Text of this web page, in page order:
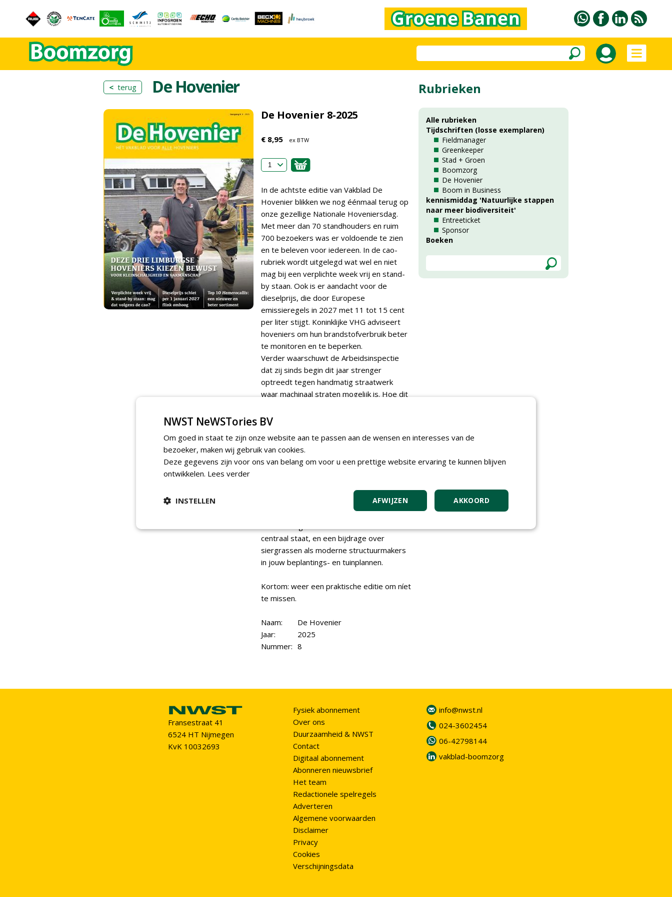
< terug De Hovenier
De Hovenier 8-2025
€ 8,95 ex BTW
In de achtste editie van Vakblad De
Hovenier blikken we nog éénmaal terug op
onze gezellige Nationale Hoveniersdag.
Met meer dan 70 standhouders en ruim
700 bezoekers was er voldoende te zien
en te beleven voor iedereen. In de cao-
rubriek wordt uitgelegd wat wel en niet
mag bij een verplichte week vrij en stand-
by staan. Ook is er aandacht voor de
dieselprijs, die door Europese
emissieregels in 2027 met 11 tot 15 cent
per liter stijgt. Koninklijke VHG adviseert
hoveniers om hun brandstofverbruik beter
te monitoren en te beperken.
Verder waarschuwt de Arbeidsinspectie
dat zij sinds begin dit jaar strenger
optreedt tegen handmatig straatwerk
waar machinaal straten mogelijk is. Hoe dit
rubriek Hovenier in het Vizier vertellen drie
kleinschalig blijven werken en vakmanschap
vooropstellen.
Ook volop groene inspiratie: een Top 10
kleurrijke vaste planten die biodiversiteit
versterken. Daarnaast een artikel over
inheemse beplantingsconcepten, waarin
centraal staat, en een bijdrage over
siergrassen als moderne structuurmakers
in jouw beplantings- en tuinplannen.
Kortom: weer een praktische editie om níet
te missen.
Naam:
De Hovenier
Jaar:
2025
Nummer: 8
Rubrieken
Alle rubrieken
Tijdschriften (losse exemplaren)
Fieldmanager
Greenkeeper
Stad + Groen
Boomzorg
De Hovenier
Boom in Business
kennismiddag 'Natuurlijke stappen
naar meer biodiversiteit'
Entreeticket
Sponsor
Boeken
Fransestraat 41
6524 HT Nijmegen
KvK 10032693
Fysiek abonnement
Over ons
Duurzaamheid & NWST
Contact
Digitaal abonnement
Abonneren nieuwsbrief
Het team
Redactionele spelregels
Adverteren
Algemene voorwaarden
Disclaimer
Privacy
Cookies
Verschijningsdata
info@nwst.nl
024-3602454
06-42798144
vakblad-boomzorg
NWST NeWSTories BV
Om goed in staat te zijn onze website aan te passen aan de wensen en interesses van de
bezoeker, maken wij gebruik van cookies.
Deze gegevens zijn voor ons van belang om voor u een prettige website ervaring te kunnen blijven
ontwikkelen. Lees verder
AKKOORD
AFWIJZEN
INSTELLEN